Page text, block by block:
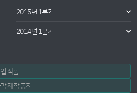
2015년 1분기
2014년 1분기
작품
제작 공지